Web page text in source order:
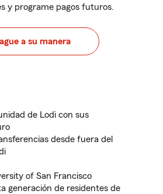
y programe pagos futuros.
a su manera
de Lodi con sus
desde fuera del
of San Francisco
generación de residentes de